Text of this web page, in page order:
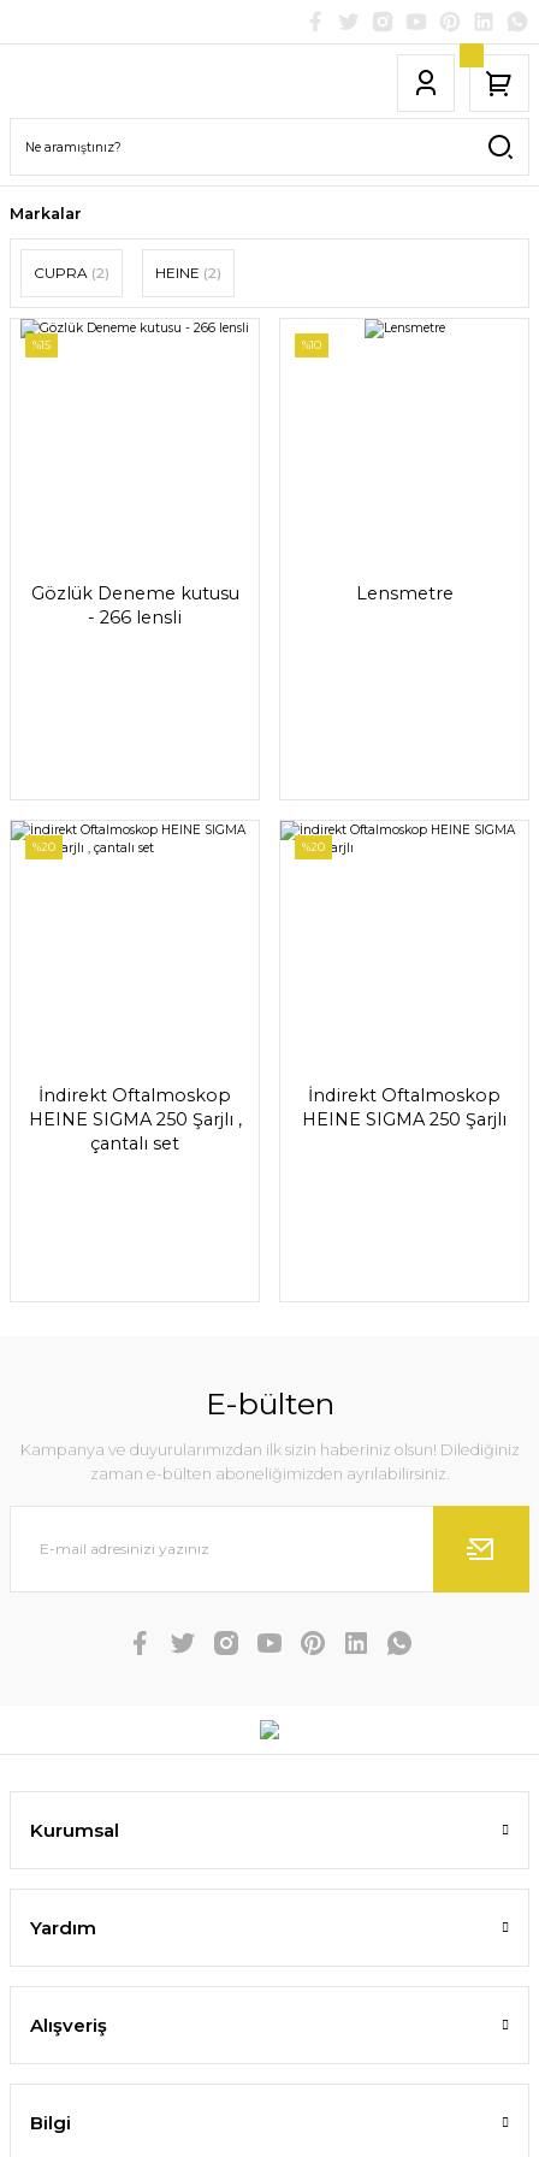
Markalar
CUPRA (2) HEINE (2)
%15
Gözlük Deneme kutusu
- 266 lensli
%10
Lensmetre
%20
İndirekt Oftalmoskop
HEINE SIGMA 250 Şarjlı ,
çantalı set
%20
İndirekt Oftalmoskop
HEINE SIGMA 250 Şarjlı
E-bülten
Kampanya ve duyurularımızdan ilk sizin haberiniz olsun! Dilediğiniz
zaman e-bülten aboneliğimizden ayrılabilirsiniz.
Kurumsal
Yardım
Alışveriş
Bilgi